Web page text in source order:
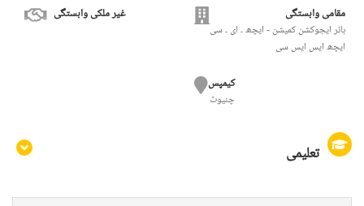
مقامی وابستگی
ہائر ایجوکشن کمیشن - ایچھ ۔ ای ۔ سی
ایچھ ایس ایس سی
غیر ملکی وابستگی
کیمپس
چنیوٹ
تعلیمی